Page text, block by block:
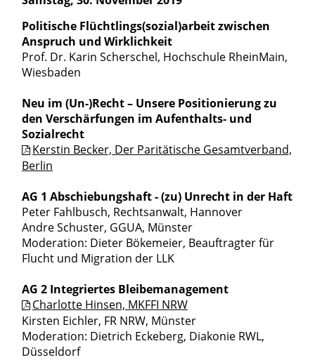
Politische Flüchtlings(sozial)arbeit zwischen
Anspruch und Wirklichkeit
Prof. Dr. Karin Scherschel, Hochschule RheinMain,
Wiesbaden
Neu im (Un-)Recht – Unsere Positionierung zu
den Verschärfungen im Aufenthalts- und
Sozialrecht
Kerstin Becker, Der Paritätische Gesamtverband,
Berlin
AG 1 Abschiebungshaft - (zu) Unrecht in der Haft
Peter Fahlbusch, Rechtsanwalt, Hannover
Andre Schuster, GGUA, Münster
Moderation: Dieter Bökemeier, Beauftragter für
Flucht und Migration der LLK
AG 2 Integriertes Bleibemanagement
Charlotte Hinsen, MKFFI NRW
Kirsten Eichler, FR NRW, Münster
Moderation: Dietrich Eckeberg, Diakonie RWL,
Düsseldorf